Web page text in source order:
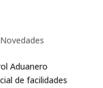
Novedades
Aduanero
de facilidades